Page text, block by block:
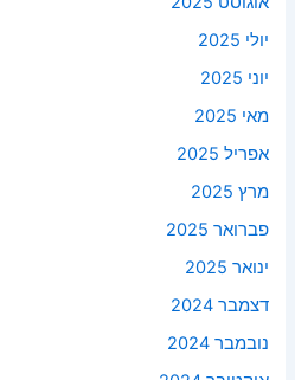
יולי 2025
יוני 2025
מאי 2025
אפריל 2025
מרץ 2025
פברואר 2025
ינואר 2025
דצמבר 2024
נובמבר 2024